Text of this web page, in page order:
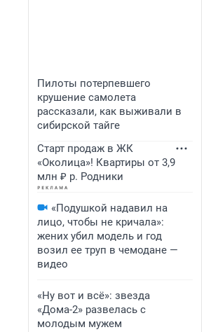
Пилоты потерпевшего
крушение самолета
рассказали, как выживали в
сибирской тайге
Старт продаж в ЖК
«Околица»! Квартиры от 3,9
млн ₽ р. Родники
«Подушкой надавил на
лицо, чтобы не кричала»:
жених убил модель и год
возил ее труп в чемодане —
видео
«Ну вот и всё»: звезда
«Дома-2» развелась с
молодым мужем